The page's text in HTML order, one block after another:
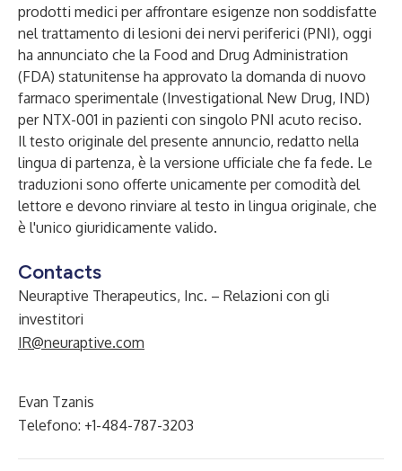
prodotti medici per affrontare esigenze non soddisfatte
nel trattamento di lesioni dei nervi periferici (PNI), oggi
ha annunciato che la Food and Drug Administration
(FDA) statunitense ha approvato la domanda di nuovo
farmaco sperimentale (Investigational New Drug, IND)
per NTX-001 in pazienti con singolo PNI acuto reciso.
Il testo originale del presente annuncio, redatto nella
lingua di partenza, è la versione ufficiale che fa fede. Le
traduzioni sono offerte unicamente per comodità del
lettore e devono rinviare al testo in lingua originale, che
è l'unico giuridicamente valido.
Contacts
Neuraptive Therapeutics, Inc. – Relazioni con gli
investitori
IR@neuraptive.com
Evan Tzanis
Telefono: +1-484-787-3203